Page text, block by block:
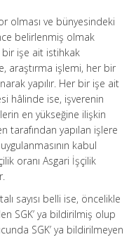
olması ve bünyesindeki
belirlenmiş olmak
bir işe ait istihkak
araştırma işlemi, her bir
yapılır. Her bir işe ait
hâlinde ise, işverenin
en yükseğine ilişkin
tarafından yapılan işlere
kabul
oranı Asgari İşçilik
sayısı belli ise, öncelikle
SGK’ ya bildirilmiş olup
SGK’ ya bildirilmeyen